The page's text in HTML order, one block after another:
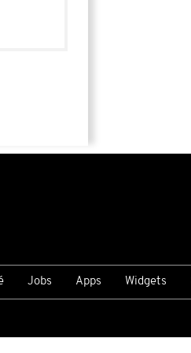
Jobs Apps Widgets